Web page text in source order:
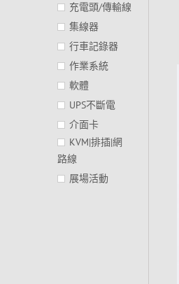
充電頭/傳輸線
集線器
行車記錄器
作業系統
軟體
UPS不斷電
介面卡
KVM|排插|網
路線
展場活動